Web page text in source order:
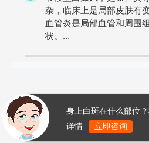
杂，临床上是局部皮肤有
血管炎是局部血管和周围
状。...
身上白斑在什么部位
详情
立即咨询